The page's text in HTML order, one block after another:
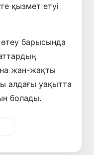
қызмет етуі
барысында
жан-жақты
алдағы уақытта
болады.